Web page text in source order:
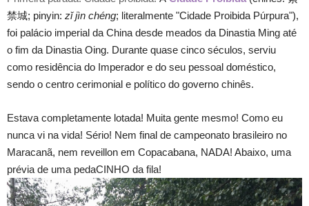
禁城; pinyin: zǐ jìn chéng; literalmente "Cidade Proibida Púrpura"),
foi palácio imperial da China desde meados da Dinastia Ming até
o fim da Dinastia Oing. Durante quase cinco séculos, serviu
como residência do Imperador e do seu pessoal doméstico,
sendo o centro cerimonial e político do governo chinês.
Estava completamente lotada! Muita gente mesmo! Como eu
nunca vi na vida! Sério! Nem final de campeonato brasileiro no
Maracanã, nem reveillon em Copacabana, NADA! Abaixo, uma
prévia de uma pedaCINHO da fila!